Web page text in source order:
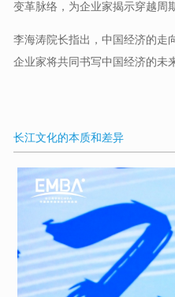
变革脉络，为企业家揭示穿越周
李海涛院长指出，中国经济的走
企业家将共同书写中国经济的未
长江文化的本质和差异